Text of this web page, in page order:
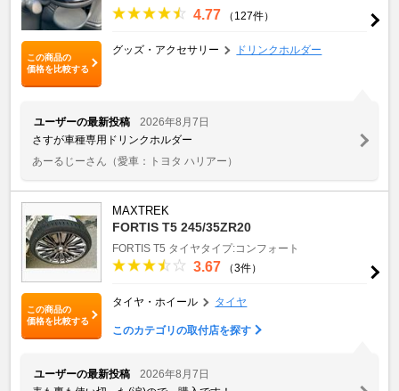
この商品の
価格を比較する
4.77 （127件）
グッズ・アクセサリー ドリンクホルダー
ユーザーの最新投稿
2026年8月7日
さすが車種専用ドリンクホルダー
あーるじーさん （愛車：トヨタ ハリアー）
この商品の
価格を比較する
MAXTREK
FORTIS T5 245/35ZR20
FORTIS T5 タイヤタイプ:コンフォート
3.67 （3件）
タイヤ・ホイール タイヤ
このカテゴリの取付店を探す
ユーザーの最新投稿
2026年8月7日